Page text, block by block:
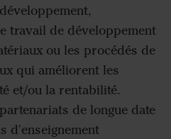
travail de développement
ou les procédés de
qui améliorent les
et/ou la rentabilité.
de longue date
d'enseignement